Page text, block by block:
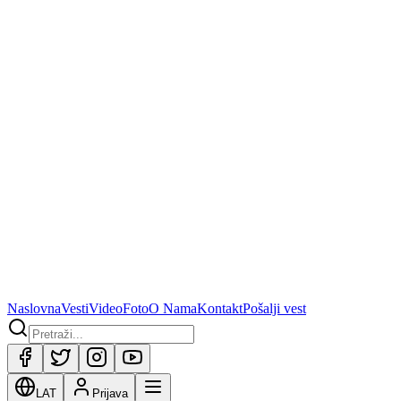
NaslovnaVestiVideoFotoO NamaKontaktPošalji vest
LAT Prijava